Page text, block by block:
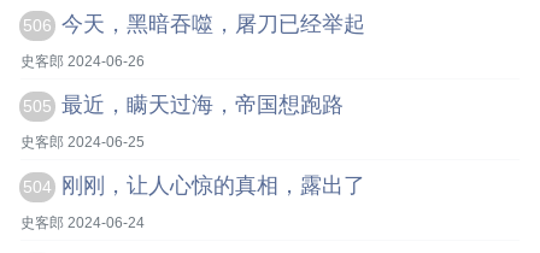
506 今天，黑暗吞噬，屠刀已经举起
史客郎 2024-06-26
505 最近，瞒天过海，帝国想跑路
史客郎 2024-06-25
504 刚刚，让人心惊的真相，露出了
史客郎 2024-06-24